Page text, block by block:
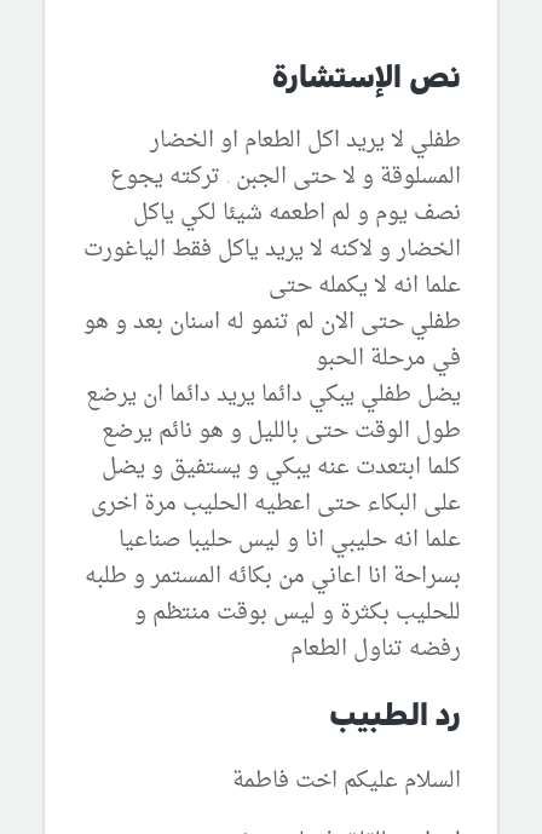
نص الإستشارة
طفلي لا يريد اكل الطعام او الخضار
المسلوقة و لا حتى الجبن . تركته يجوع
نصف يوم و لم اطعمه شيئا لكي ياكل
الخضار و لاكنه لا يريد ياكل فقط الياغورت
علما انه لا يكمله حتى
طفلي حتى الان لم تنمو له اسنان بعد و هو
في مرحلة الحبو
يضل طفلي يبكي دائما يريد دائما ان يرضع
طول الوقت حتى بالليل و هو نائم يرضع
كلما ابتعدت عنه يبكي و يستفيق و يضل
على البكاء حتى اعطيه الحليب مرة اخرى
علما انه حليبي انا و ليس حليبا صناعيا
بسراحة انا اعاني من بكائه المستمر و طلبه
للحليب بكثرة و ليس بوقت منتظم و
رفضه تناول الطعام
رد الطبيب
السلام عليكم اخت فاطمة